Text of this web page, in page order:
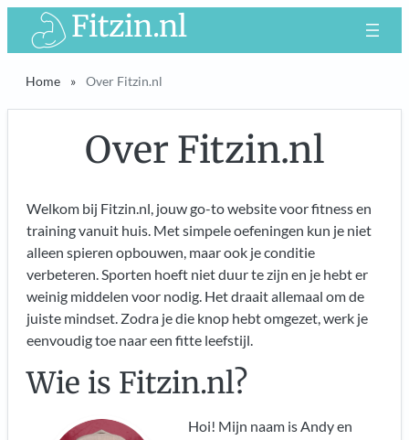
naar
inhoud
Fitzin.nl
Home » Over Fitzin.nl
Over Fitzin.nl
Welkom bij Fitzin.nl, jouw go-to website voor fitness en
training vanuit huis. Met simpele oefeningen kun je niet
alleen spieren opbouwen, maar ook je conditie
verbeteren. Sporten hoeft niet duur te zijn en je hebt er
weinig middelen voor nodig. Het draait allemaal om de
juiste mindset. Zodra je die knop hebt omgezet, werk je
eenvoudig toe naar een fitte leefstijl.
Wie is Fitzin.nl?
Hoi! Mijn naam is Andy en